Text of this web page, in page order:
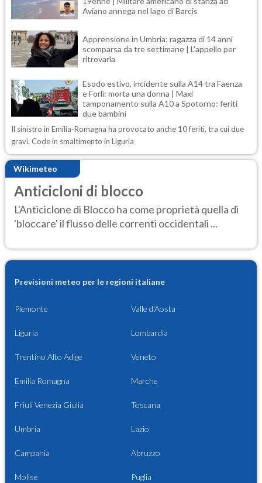
Aviano annega nel lago di Barcis
Apprensione in Umbria: ragazza di 14 anni
scomparsa da tre settimane | L'appello per
ritrovarla
Esodo estivo, incidente sulla A14 tra Faenza
e Forlì: morta una donna | Maxi
tamponamento sulla A10 a Spotorno: feriti
due bambini
Il sinistro in Emilia-Romagna ha provocato anche 10 feriti, tra cui due
gravi. Code in smaltimento in Liguria
Wikimeteo
Anticicloni di blocco
L'Anticiclone di Blocco ha come proprietà quella di
'bloccare' il flusso delle correnti occidentali ...
Previsioni meteo per le regioni italiane
Piemonte Valle d'Aosta
Liguria Lombardia
Trentino Alto Adige Veneto
Emilia Romagna Marche
Friuli Venezia Giulia Toscana
Umbria Lazio
Campania Abruzzo
Molise Puglia